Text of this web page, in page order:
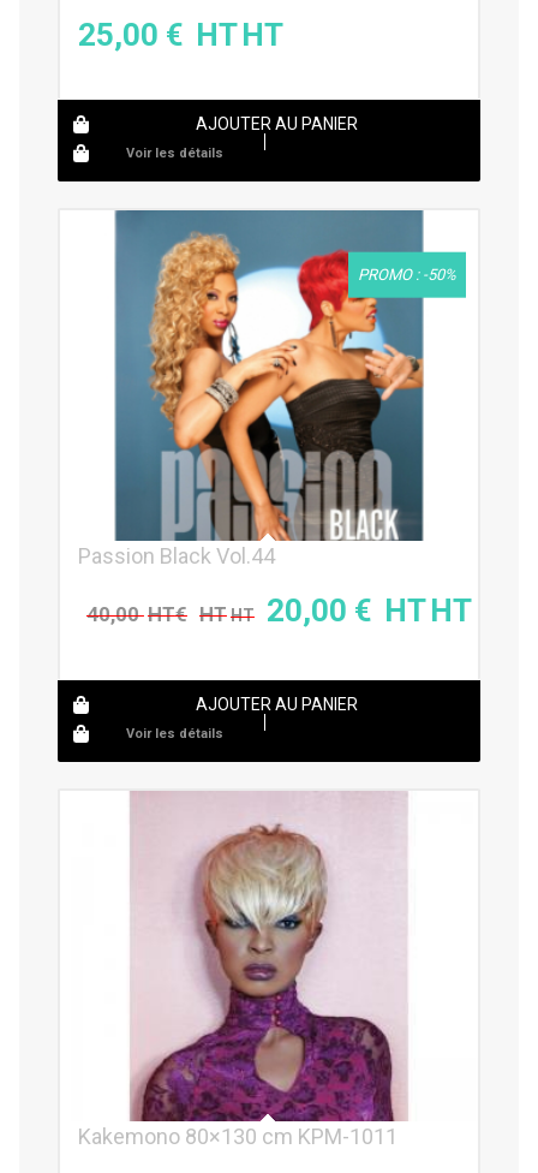
25,00 €
AJOUTER AU PANIER
Voir les détails
Passion Black Vol.44
40,00 € 20,00 €
PROMO : -50%
AJOUTER AU PANIER
Voir les détails
Kakemono 80×130 cm KPM-1011